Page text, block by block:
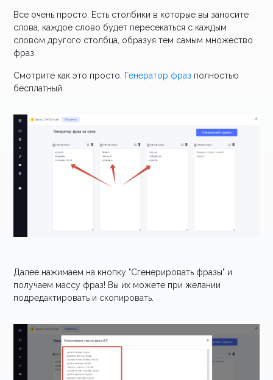
Все очень просто. Есть столбики в которые вы заносите
слова, каждое слово будет пересекаться с каждым
словом другого столбца, образуя тем самым множество
фраз.
Смотрите как это просто. Генератор фраз полностью
бесплатный.
Далее нажимаем на кнопку "Сгенерировать фразы" и
получаем массу фраз! Вы их можете при желании
подредактировать и скопировать.